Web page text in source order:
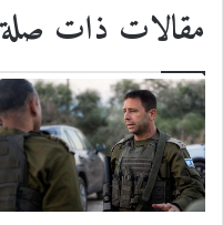
مقالات ذات صلة